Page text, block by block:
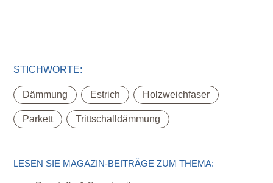
STICHWORTE:
Dämmung , Estrich , Holzweichfaser
Parkett , Trittschalldämmung
LESEN SIE MAGAZIN-BEITRÄGE ZUM THEMA: